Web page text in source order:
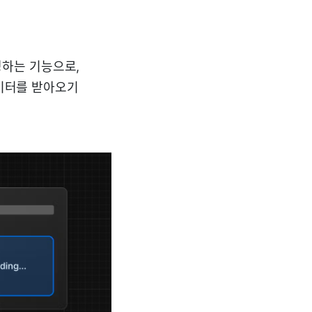
는 기능으로,
를 받아오기